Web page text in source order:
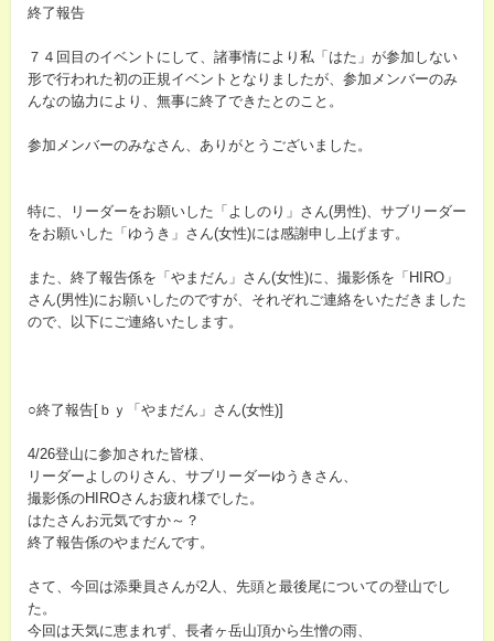
終了報告
７４回目のイベントにして、諸事情により私「はた」が参加しない
形で行われた初の正規イベントとなりましたが、参加メンバーのみ
んなの協力により、無事に終了できたとのこと。
参加メンバーのみなさん、ありがとうございました。
特に、リーダーをお願いした「よしのり」さん(男性)、サブリーダー
をお願いした「ゆうき」さん(女性)には感謝申し上げます。
また、終了報告係を「やまだん」さん(女性)に、撮影係を「HIRO」
さん(男性)にお願いしたのですが、それぞれご連絡をいただきました
ので、以下にご連絡いたします。
○終了報告[ｂｙ「やまだん」さん(女性)]
4/26登山に参加された皆様、
リーダーよしのりさん、サブリーダーゆうきさん、
撮影係のHIROさんお疲れ様でした。
はたさんお元気ですか～？
終了報告係のやまだんです。
さて、今回は添乗員さんが2人、先頭と最後尾についての登山でし
た。
今回は天気に恵まれず、長者ヶ岳山頂から生憎の雨、